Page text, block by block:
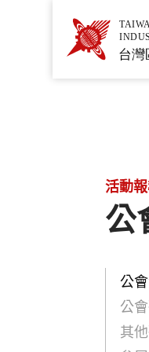
活動
公
公
公
其